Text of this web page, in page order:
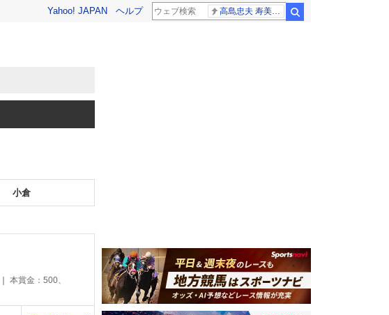
Yahoo! JAPAN ヘルプ
小倉
本賞金：500、